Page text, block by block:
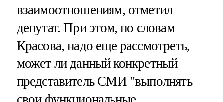
взаимоотношениям, отметил
депутат. При этом, по словам
Красова, надо еще рассмотреть,
может ли данный конкретный
представитель СМИ "выполнять
свои функциональные